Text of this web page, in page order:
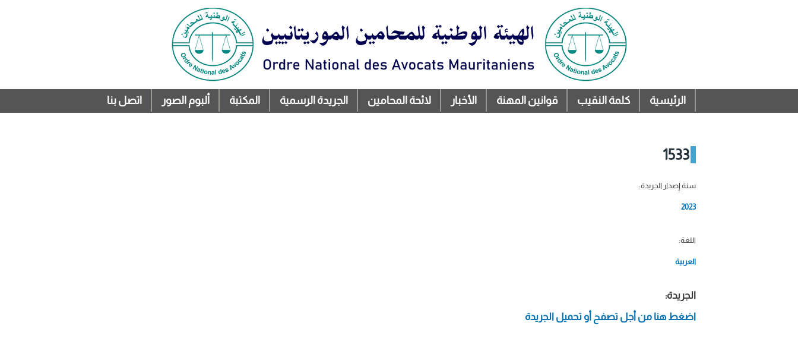
المحتوى
الرئيسي
القائمة الرئيسية
الرئيسية كلمة النقيب قوانين المهنة الأخبار لائحة المحامين الجريدة الرسمية المكتبة ألبوم الصور اتصل بنا
1533
سنة إصدار الجريدة:
2023
اللغة:
العربية
الجريدة:
اضغط هنا من أجل تصفح أو تحميل الجريدة